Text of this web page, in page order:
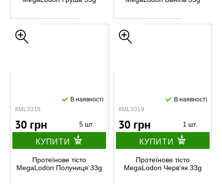
#ML3318
В наявності
30 грн 5 шт.
КУПИТИ
Протеїнове тісто
MegaLodon Полуниця 33g
#ML3319
В наявності
30 грн 1 шт.
КУПИТИ
Протеїнове тісто
MegaLodon Черв'як 33g